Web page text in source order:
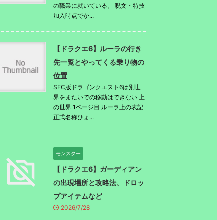
の職業に就いている。 呪文・特技
加入時点でか...
【ドラクエ6】ルーラの行き
先一覧とやってくる乗り物の
位置
SFC版ドラゴンクエスト6は別世
界をまたいでの移動はできない 上
の世界 1ページ目 ルーラ上の表記
正式名称ひょ...
モンスター
【ドラクエ6】ガーディアン
の出現場所と攻略法、ドロッ
プアイテムなど
2026/7/28